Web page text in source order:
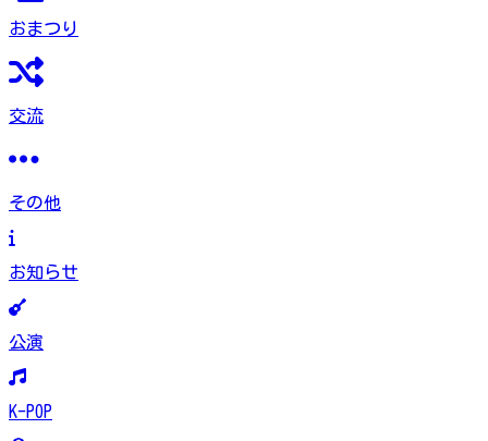
おまつり
交流
その他
お知らせ
公演
K-POP